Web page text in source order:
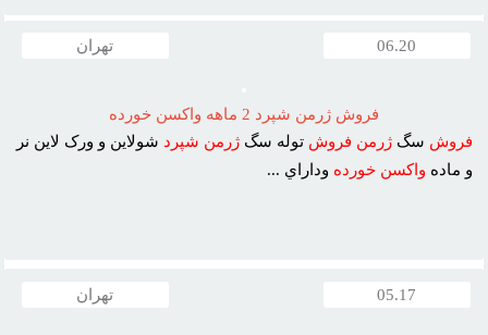
06.20 تهران
فروش ژرمن شپرد 2 ماهه واکسن خورده
فروش سگژرمن فروش توله سگژرمن شپرد شولاين و ورک لاين نر
و ماده واکسن خورده وداراي ...
05.17 تهران